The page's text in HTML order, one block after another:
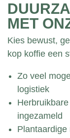
MET
Kies bewust,
kop koffie een
Zo veel
logistiek
ingezameld